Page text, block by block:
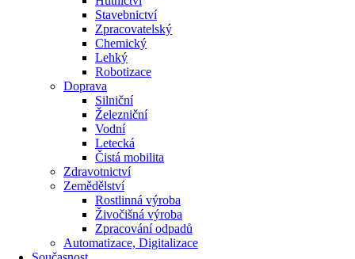
Stavebnictví
Zpracovatelský
Chemický
Lehký
Robotizace
Doprava
Silniční
Železniční
Vodní
Letecká
Čistá mobilita
Zdravotnictví
Zemědělství
Rostlinná výroba
Živočišná výroba
Zpracování odpadů
Automatizace, Digitalizace